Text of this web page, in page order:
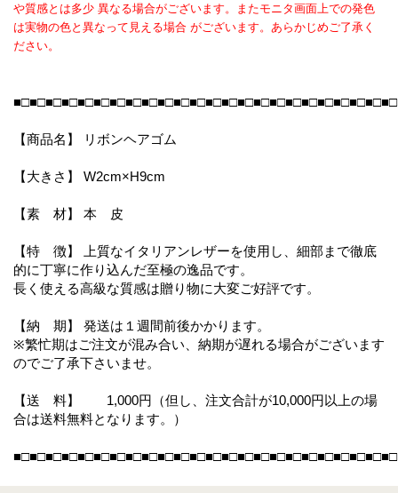
や質感とは多少 異なる場合がございます。またモニタ画面上での発色
は実物の色と異なって見える場合 がございます。あらかじめご了承く
ださい。
【商品名】 リボンヘアゴム
【大きさ】 W2cm×H9cm
【素 材】 本 皮
【特 徴】 上質なイタリアンレザーを使用し、細部まで徹底
的に丁寧に作り込んだ至極の逸品です。
長く使える高級な質感は贈り物に大変ご好評です。
【納 期】 発送は１週間前後かかります。
※繁忙期はご注文が混み合い、納期が遅れる場合がございます
のでご了承下さいませ。
【送 料】 1,000円（但し、注文合計が10,000円以上の場
合は送料無料となります。）